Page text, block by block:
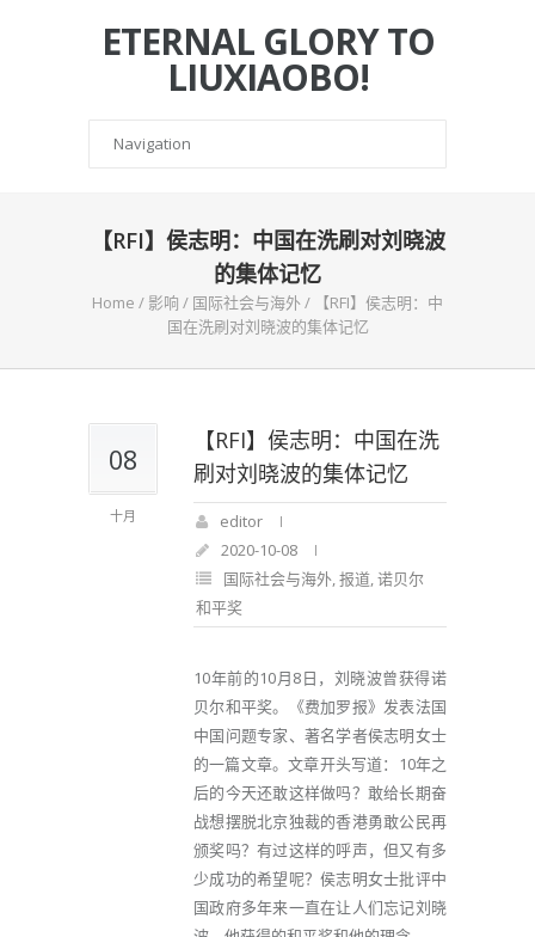
ETERNAL GLORY TO
LIUXIAOBO!
【RFI】侯志明：中国在洗刷对刘晓波
的集体记忆
Home / 影响 / 国际社会与海外/
【RFI】侯志明：中
国在洗刷对刘晓波的集体记忆
08
十月
【RFI】侯志明：中国在洗
刷对刘晓波的集体记忆
editor
2020-10-08
国际社会与海外,报道,诺贝尔
和平奖
10年前的10月8日，刘晓波曾获得诺
贝尔和平奖。《费加罗报》发表法国
中国问题专家、著名学者侯志明女士
的一篇文章。文章开头写道：10年之
后的今天还敢这样做吗？敢给长期奋
战想摆脱北京独裁的香港勇敢公民再
颁奖吗？有过这样的呼声，但又有多
少成功的希望呢？侯志明女士批评中
国政府多年来一直在让人们忘记刘晓